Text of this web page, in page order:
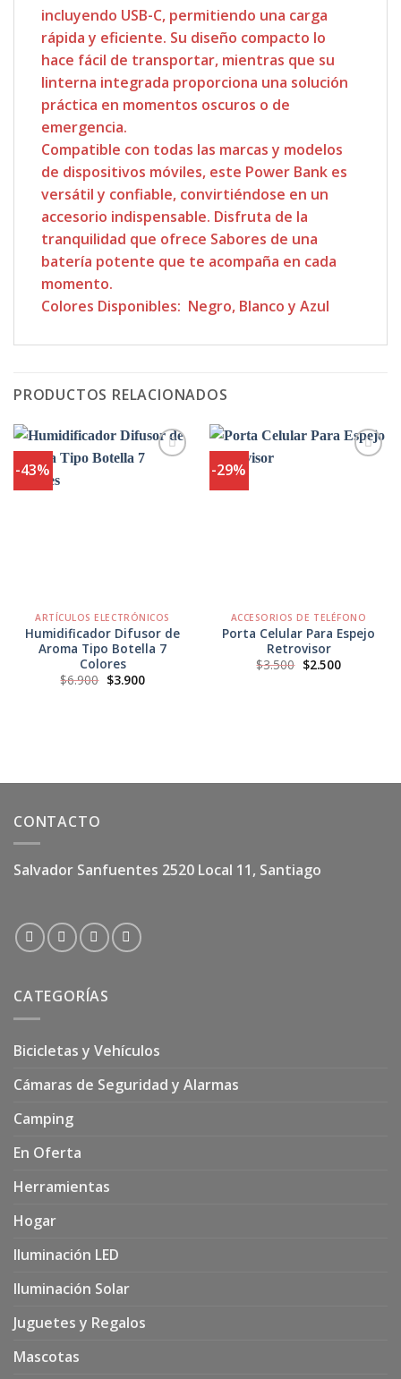
incluyendo USB-C, permitiendo una carga
rápida y eficiente. Su diseño compacto lo
hace fácil de transportar, mientras que su
linterna integrada proporciona una solución
práctica en momentos oscuros o de
emergencia.
Compatible con todas las marcas y modelos
de dispositivos móviles, este Power Bank es
versátil y confiable, convirtiéndose en un
accesorio indispensable. Disfruta de la
tranquilidad que ofrece Sabores de una
batería potente que te acompaña en cada
momento.
Colores Disponibles: Negro, Blanco y Azul
PRODUCTOS RELACIONADOS
-43%
ARTÍCULOS ELECTRÓNICOS
Humidificador Difusor de
Aroma Tipo Botella 7
Colores
$6.900 El
precio
$3.900El
precio
-29%
ACCESORIOS DE TELÉFONO
Porta Celular Para Espejo
Retrovisor
$3.500 El
precio
$2.500El
precio
CONTACTO
Salvador Sanfuentes 2520 Local 11, Santiago
CATEGORÍAS
Bicicletas y Vehículos
Cámaras de Seguridad y Alarmas
Camping
En Oferta
Herramientas
Hogar
Iluminación LED
Iluminación Solar
Juguetes y Regalos
Mascotas